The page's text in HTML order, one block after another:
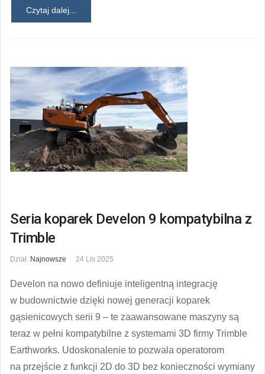
Czytaj dalej...
Seria koparek Develon 9 kompatybilna z
Trimble
Dział: Najnowsze 24 Lis 2025
Develon na nowo definiuje inteligentną integrację
w budownictwie dzięki nowej generacji koparek
gąsienicowych serii 9 – te zaawansowane maszyny są
teraz w pełni kompatybilne z systemami 3D firmy Trimble
Earthworks. Udoskonalenie to pozwala operatorom
na przejście z funkcji 2D do 3D bez konieczności wymiany